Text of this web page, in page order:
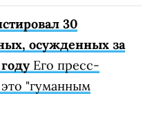
30
осужденных за
Его пресс-
"гуманным